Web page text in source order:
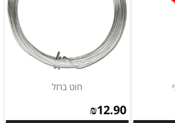
חוט ברזל
₪12.90